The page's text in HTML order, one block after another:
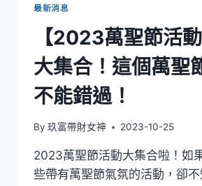
最新消息
【2023萬聖節活
大集合！這個萬聖
不能錯過！
By 玖富帶財女神 2023-10-25
2023萬聖節活動大集合啦！如
些帶有萬聖節氣氛的活動，卻